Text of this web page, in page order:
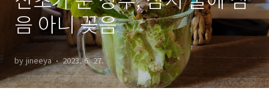
음 아니 꽂음
by jineeya 2023. 6. 27.